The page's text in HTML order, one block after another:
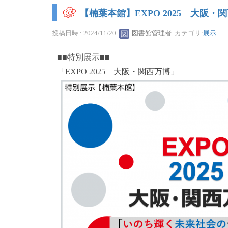
【楠葉本館】EXPO 2025 大阪・
投稿日時 : 2024/11/20 図書館管理者 カテゴリ: 展示
■■特別展示■■
「EXPO 2025 大阪・関西万博」